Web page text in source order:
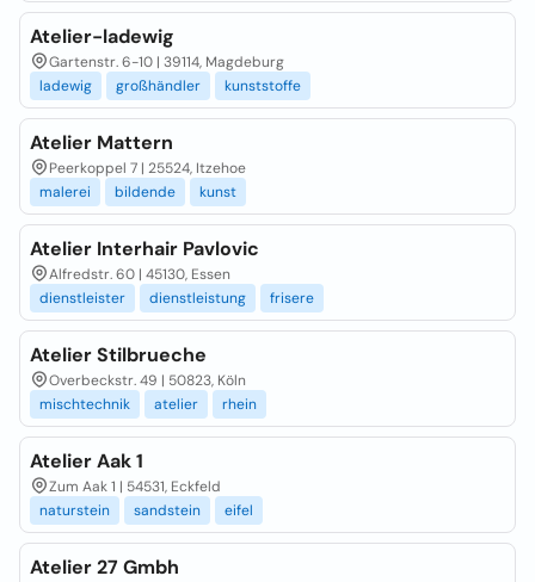
Atelier-ladewig
Gartenstr. 6-10 | 39114, Magdeburg
ladewig
großhändler kunststoffe
Atelier Mattern
Peerkoppel 7 | 25524, Itzehoe
malerei
bildende kunst
Atelier Interhair Pavlovic
Alfredstr. 60 | 45130, Essen
dienstleister
dienstleistung frisere
Atelier Stilbrueche
Overbeckstr. 49 | 50823, Köln
mischtechnik
atelier rhein
Atelier Aak 1
Zum Aak 1 | 54531, Eckfeld
naturstein
sandstein eifel
Atelier 27 Gmbh